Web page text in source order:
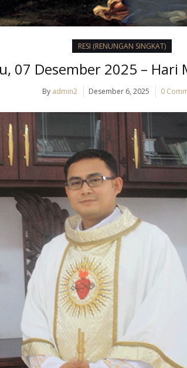
RESI (RENUNGAN SINGKAT)
07 Desember 2025 – Hari
By admin2 Desember 6, 2025 0